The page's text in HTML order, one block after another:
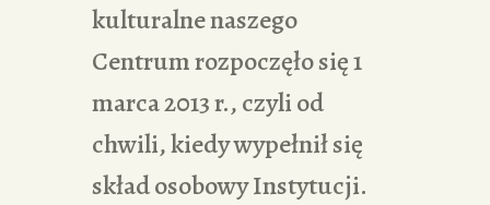
kulturalne naszego
Centrum rozpoczęło się 1
marca 2013 r., czyli od
chwili, kiedy wypełnił się
skład osobowy Instytucji.